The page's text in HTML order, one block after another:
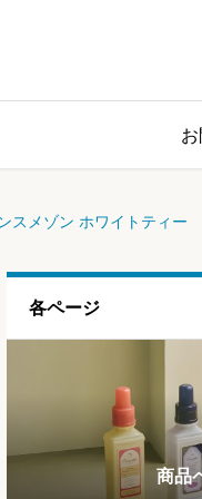
スメゾン ホワイトティー
各ページ
ラン
商品
ブロ